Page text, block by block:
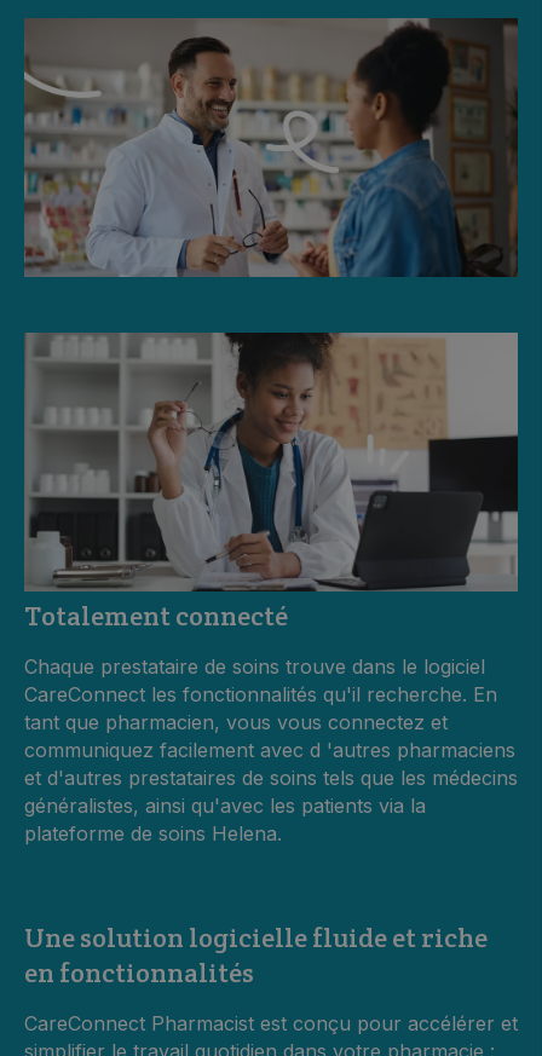
Totalement connecté
Chaque prestataire de soins trouve dans le logiciel
CareConnect les fonctionnalités qu'il recherche. En
tant que pharmacien, vous vous connectez et
communiquez facilement avec d 'autres pharmaciens
et d'autres prestataires de soins tels que les médecins
généralistes, ainsi qu'avec les patients via la
plateforme de soins Helena.
Une solution logicielle fluide et riche
en fonctionnalités
CareConnect Pharmacist est conçu pour accélérer et